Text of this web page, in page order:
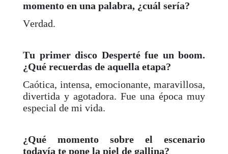
momento en una palabra, ¿cuál sería?
Verdad.
Tu primer disco Desperté fue un boom.
¿Qué recuerdas de aquella etapa?
Caótica, intensa, emocionante, maravillosa,
divertida y agotadora. Fue una época muy
especial de mi vida.
¿Qué momento sobre el escenario
todavía te pone la piel de gallina?